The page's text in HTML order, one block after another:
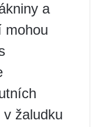
a
mohou
žaludku